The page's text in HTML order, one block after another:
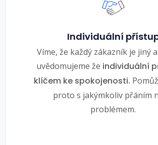
Individuální
Víme, že každý zákazník je jiný
uvědomujeme že individuální
klíčem ke spokojenosti.
proto s jakýmkoliv přáním
problémem.